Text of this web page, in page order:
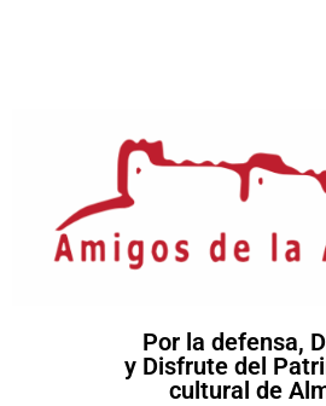
Por la defensa,
y Disfrute del
cultural de